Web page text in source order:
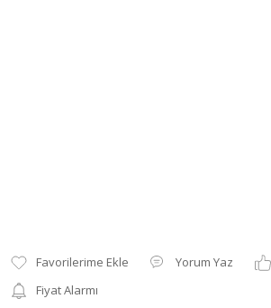
Yorum Yaz
Fiyat Alarmı